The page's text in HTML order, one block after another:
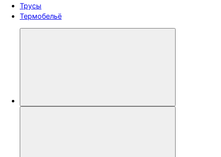
Трусы
Термобельё